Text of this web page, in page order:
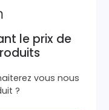
le prix de
vous nous
?